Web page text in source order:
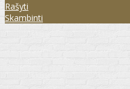
Rašyti
Skambinti